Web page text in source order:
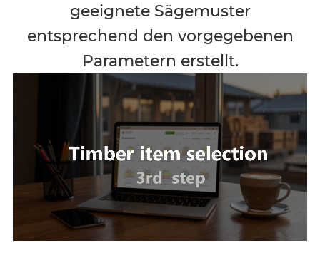
geeignete Sägemuster
entsprechend den vorgegebenen
Parametern erstellt.